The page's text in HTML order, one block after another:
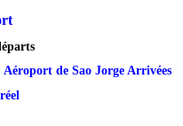
Aéroport de Sao Jorge Arrivées